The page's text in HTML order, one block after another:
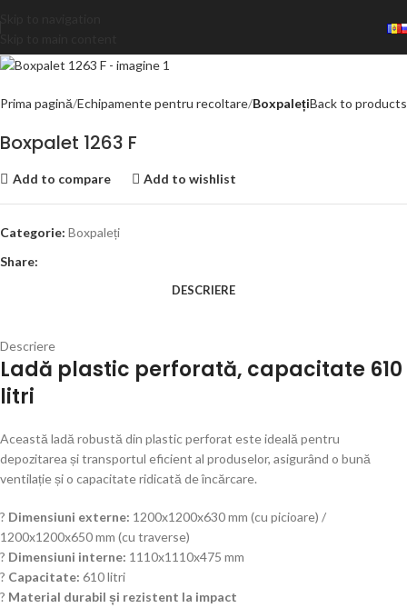
Prima pagină Echipamente pentru recoltare BoxpalețiBack to products
Boxpalet 1263 F
Add to compare Add to wishlist
Categorie: Boxpaleți
Share:
DESCRIERE
Descriere
Ladă plastic perforată, capacitate 610
litri
Această ladă robustă din plastic perforat este ideală pentru
depozitarea și transportul eficient al produselor, asigurând o bună
ventilație și o capacitate ridicată de încărcare.
? Dimensiuni externe: 1200x1200x630 mm (cu picioare) /
1200x1200x650 mm (cu traverse)
? Dimensiuni interne: 1110x1110x475 mm
? Capacitate: 610 litri
? Material durabil și rezistent la impact